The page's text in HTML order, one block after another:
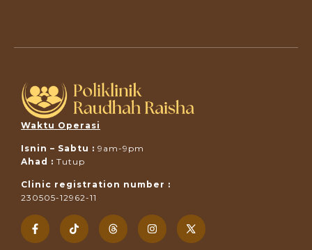
Waktu Operasi
Isnin – Sabtu : 9am-9pm
Ahad : Tutup
Clinic registration number :
230505-12962-11